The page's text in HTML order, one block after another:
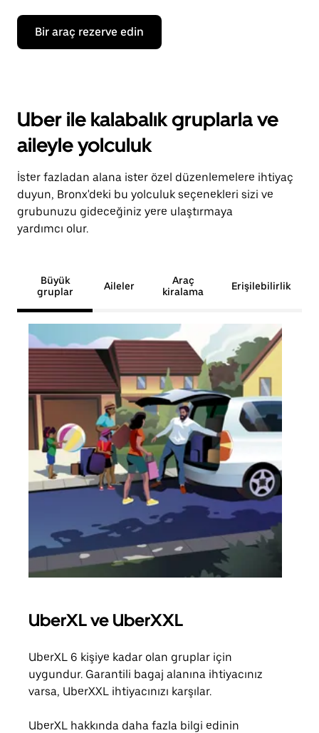
Bir araç rezerve edin
Uber ile kalabalık gruplarla ve
aileyle yolculuk
İster fazladan alana ister özel düzenlemelere ihtiyaç
duyun, Bronx'deki bu yolculuk seçenekleri sizi ve
grubunuzu gideceğiniz yere ulaştırmaya
yardımcı olur.
Büyük
gruplar
Aileler
Araç
kiralama
Erişilebilirlik
UberXL ve UberXXL
UberXL 6 kişiye kadar olan gruplar için
uygundur. Garantili bagaj alanına ihtiyacınız
varsa, UberXXL ihtiyacınızı karşılar.
UberXL hakkında daha fazla bilgi edinin